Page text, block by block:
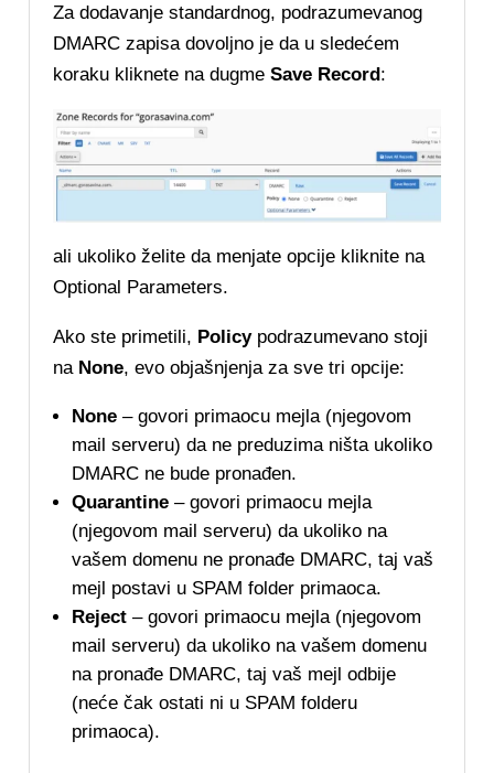
Za dodavanje standardnog, podrazumevanog
DMARC zapisa dovoljno je da u sledećem
koraku kliknete na dugmeSave Record:
ali ukoliko želite da menjate opcije kliknite na
Optional Parameters.
Ako ste primetili, Policypodrazumevano stoji
na None, evo objašnjenja za sve tri opcije:
None – govori primaocu mejla (njegovom
mail serveru) da ne preduzima ništa ukoliko
DMARC ne bude pronađen.
Quarantine – govori primaocu mejla
(njegovom mail serveru) da ukoliko na
vašem domenu ne pronađe DMARC, taj vaš
mejl postavi u SPAM folder primaoca.
Reject – govori primaocu mejla (njegovom
mail serveru) da ukoliko na vašem domenu
na pronađe DMARC, taj vaš mejl odbije
(neće čak ostati ni u SPAM folderu
primaoca).